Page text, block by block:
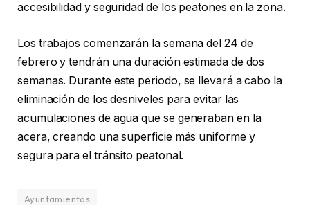
accesibilidad y seguridad de los peatones en la zona.
Los trabajos comenzarán la semana del 24 de
febrero y tendrán una duración estimada de dos
semanas. Durante este periodo, se llevará a cabo la
eliminación de los desniveles para evitar las
acumulaciones de agua que se generaban en la
acera, creando una superficie más uniforme y
segura para el tránsito peatonal.
Ayuntamientos